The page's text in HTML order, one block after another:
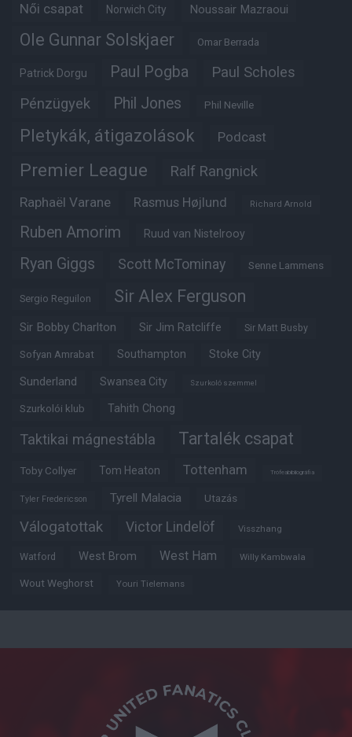
Női csapat Norwich City Noussair Mazraoui
Ole Gunnar Solskjaer Omar Berrada
Patrick Dorgu Paul Pogba Paul Scholes
Pénzügyek Phil Jones Phil Neville
Pletykák, átigazolások Podcast
Premier League Ralf Rangnick
Raphaël Varane Rasmus Højlund Richard Arnold
Ruben Amorim Ruud van Nistelrooy
Ryan Giggs Scott McTominay Senne Lammens
Sergio Reguilon Sir Alex Ferguson
Sir Bobby Charlton Sir Jim Ratcliffe Sir Matt Busby
Sofyan Amrabat Southampton Stoke City
Sunderland Swansea City Szurkoló szemmel
Szurkolói klub Tahith Chong
Taktikai mágnestábla Tartalék csapat
Toby Collyer Tom Heaton Tottenham Trófeabibliográfia
Tyler Fredericson Tyrell Malacia Utazás
Válogatottak Victor Lindelöf Visszhang
Watford West Brom West Ham Willy Kambwala
Wout Weghorst Youri Tielemans